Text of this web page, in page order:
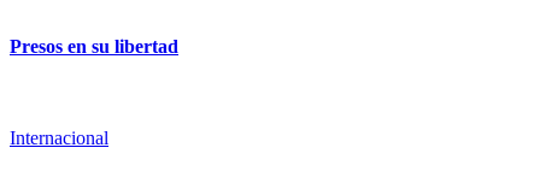
Presos en su libertad
Internacional